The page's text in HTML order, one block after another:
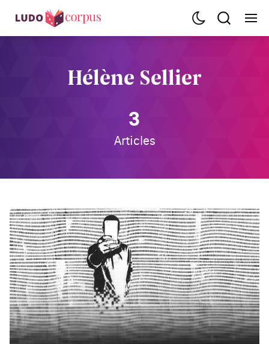
Hélène Sellier
3
Articles